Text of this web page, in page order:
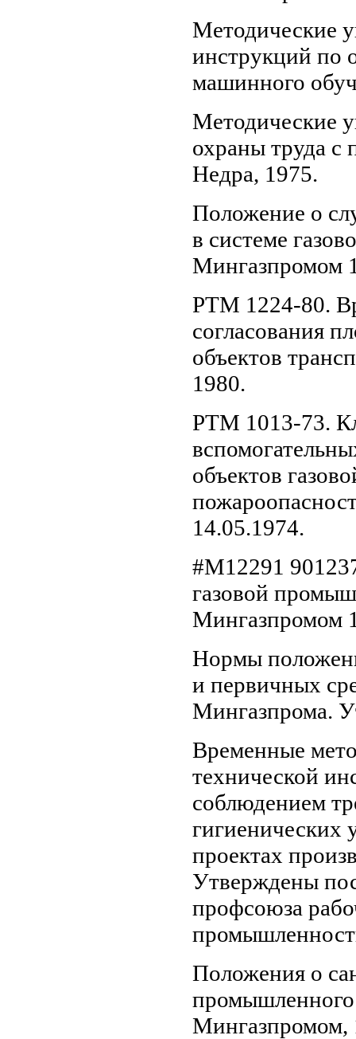
Методические
инструкций по
машинного
Методические
охраны труда
Недра, 1975.
Положение о
в системе
Мингазпромом
РТМ 1224-80.
согласования
объектов
1980.
РТМ 1013-73.
объектов
14.05.1974.
#M12291
газовой
Мингазпромом
Нормы
и первичных
Мингазпрома.
Временные
технической
соблюдением
проектах
Утверждены
профсоюза
Положения о
Мингазпромом,